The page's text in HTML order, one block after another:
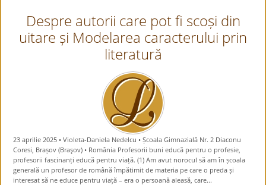
Despre autorii care pot fi scoși din
uitare și Modelarea caracterului prin
literatură
23 aprilie 2025 • Violeta-Daniela Nedelcu • Școala Gimnazială Nr. 2 Diaconu
Coresi, Brașov (Braşov) • România Profesorii buni educă pentru o profesie,
profesorii fascinanți educă pentru viață. (1) Am avut norocul să am în școala
generală un profesor de română împătimit de materia pe care o preda și
interesat să ne educe pentru viață – era o persoană aleasă, care...